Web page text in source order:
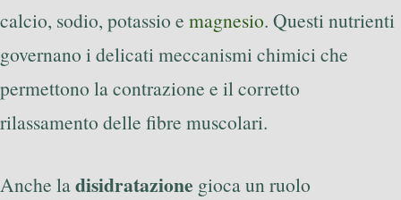
calcio, sodio, potassio e magnesio. Questi nutrienti
governano i delicati meccanismi chimici che
permettono la contrazione e il corretto
rilassamento delle fibre muscolari.
Anche ladisidratazione gioca un ruolo